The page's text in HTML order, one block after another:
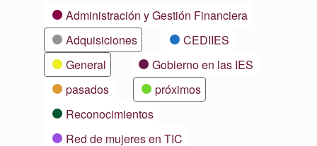
CategoríasAdministración y Gestión Financiera
Adquisiciones
CEDIIES
General
Gobierno en las IES
pasados
próximos
Reconocimientos
Red de mujeres en TIC